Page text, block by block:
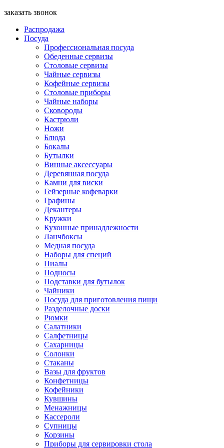
заказать звонок
Распродажа
Посуда
Профессиональная посуда
Обеденные сервизы
Столовые сервизы
Чайные сервизы
Кофейные сервизы
Столовые приборы
Чайные наборы
Сковороды
Кастрюли
Ножи
Блюда
Бокалы
Бутылки
Винные аксессуары
Деревянная посуда
Камни для виски
Гейзерные кофеварки
Графины
Декантеры
Кружки
Кухонные принадлежности
Ланчбоксы
Медная посуда
Наборы для специй
Пиалы
Подносы
Подставки для бутылок
Чайники
Посуда для приготовления пищи
Разделочные доски
Рюмки
Салатники
Салфетницы
Сахарницы
Солонки
Стаканы
Вазы для фруктов
Конфетницы
Кофейники
Кувшины
Менажницы
Кассероли
Супницы
Корзины
Приборы для сервировки стола